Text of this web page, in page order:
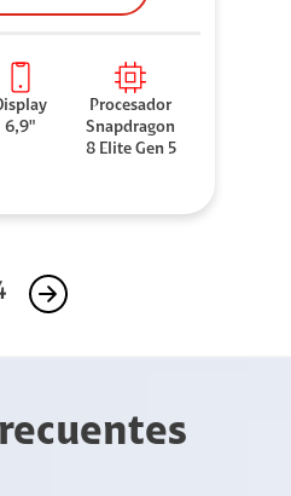
6,9"
Procesador
Snapdragon
8 Elite Gen 5